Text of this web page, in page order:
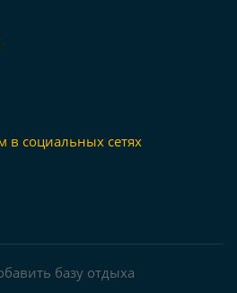
в социальных сетях
базу отдыха